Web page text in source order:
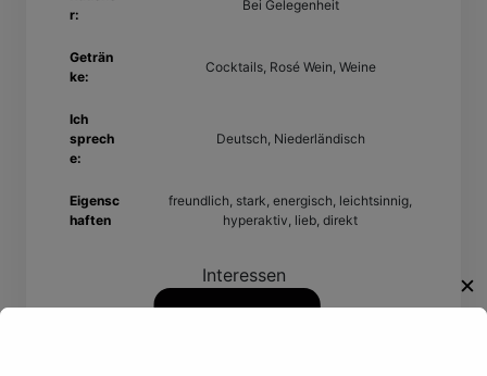
r:
Bei Gelegenheit
Geträn
ke:
Cocktails, Rosé Wein, Weine
Ich
sprech
e:
Deutsch, Niederländisch
Eigensc
haften
freundlich, stark, energisch, leichtsinnig,
hyperaktiv, lieb, direkt
Interessen ✕